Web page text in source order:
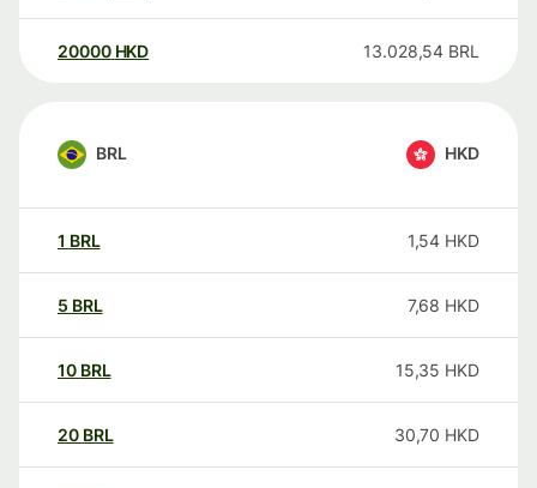
20000 HKD 13.028,54 BRL
BRL HKD
1 BRL 1,54 HKD
5 BRL 7,68 HKD
10 BRL 15,35 HKD
20 BRL 30,70 HKD